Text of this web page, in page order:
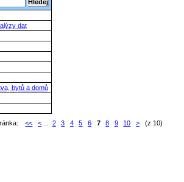
dat
bytů a domů
<< < 2 3 4 5 6 7 8 9 10 >(z 10)